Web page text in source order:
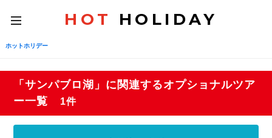
toggle
navigation
HOT HOLIDAY
ホットホリデー
「サンパブロ湖」に関連するオプショナルツア
ー一覧
1件